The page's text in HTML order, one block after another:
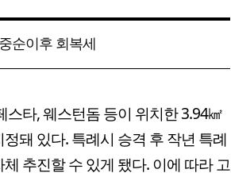
순이후 회복세
타, 웨스턴돔 등이 위치한 3.94㎢
돼 있다. 특례시 승격 후 작년 특례
추진할 수 있게 됐다. 이에 따라 고